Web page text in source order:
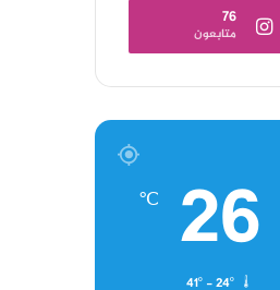
76
متابعون
26
℃